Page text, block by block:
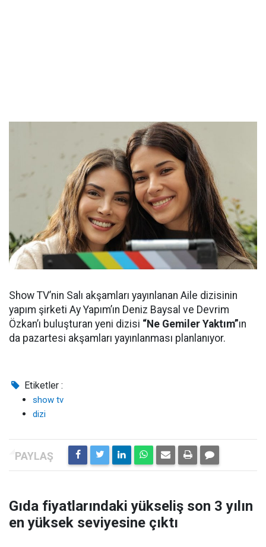
Show TV’nin Salı akşamları yayınlanan Aile dizisinin
yapım şirketi Ay Yapım’ın Deniz Baysal ve Devrim
Özkan’ı buluşturan yeni dizisi “Ne Gemiler Yaktım”ın
da pazartesi akşamları yayınlanması planlanıyor.
Etiketler :
show tv
dizi
Gıda fiyatlarındaki yükseliş son 3 yılın
en yüksek seviyesine çıktı